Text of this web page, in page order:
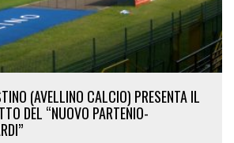
(AVELLINO CALCIO) PRESENTA IL
DEL “NUOVO PARTENIO-